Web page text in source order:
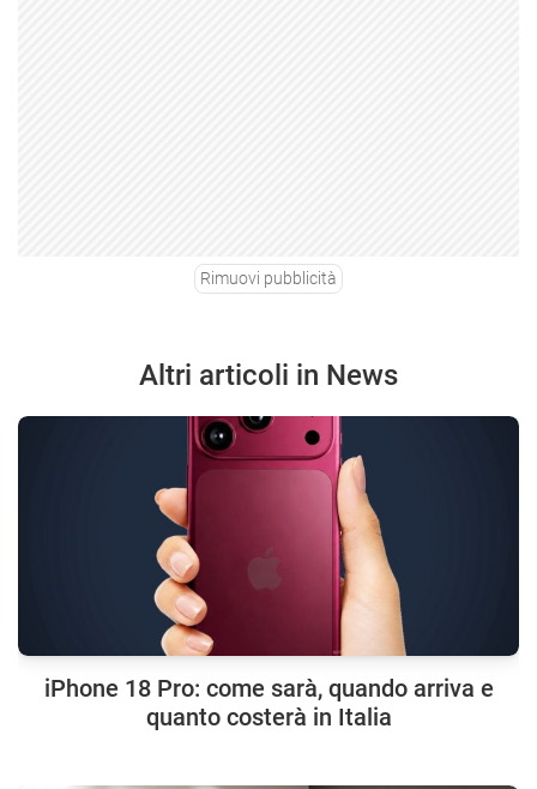
Rimuovi pubblicità
Altri articoli in News
iPhone 18 Pro: come sarà, quando arriva e
quanto costerà in Italia